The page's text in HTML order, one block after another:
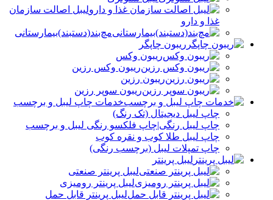
لیبل اصالت سازمان
غذا و دارو
مچ‌بند(دستبند)بیمارستانی
ریبون چاپگر
ریبون وکس
ریبون وکس رزین
ریبون رزین
ریبون سوپر رزین
خدمات چاپ لیبل و برچسب
چاپ لیبل دیجیتال (تک رنگ)
چاپ لیبل رنگی|چاپ فلکسو رنگی لیبل و برچسب
چاپ لیبل طلا کوب و نقره‌ کوب
چاپ تمپلات لیبل (برچسب رنگی)
لیبل پرینتر
لیبل پرینتر صنعتی
لیبل پرینتر رومیزی
لیبل پرینتر قابل حمل